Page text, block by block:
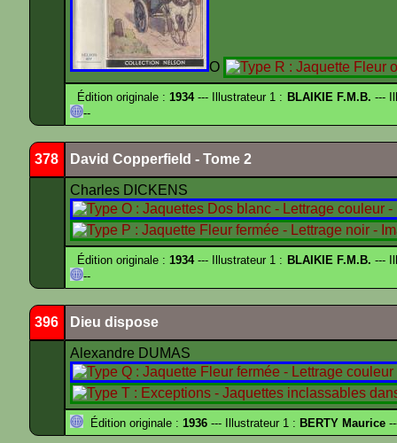
O
Édition originale :1934--- Illustrateur 1 : BLAIKIE F.M.B. ---
--
378 David Copperfield - Tome 2
Charles DICKENS
Édition originale :1934--- Illustrateur 1 : BLAIKIE F.M.B. ---
--
396 Dieu dispose
Alexandre DUMAS
Édition originale : 1936 --- Illustrateur 1 : BERTY Maurice